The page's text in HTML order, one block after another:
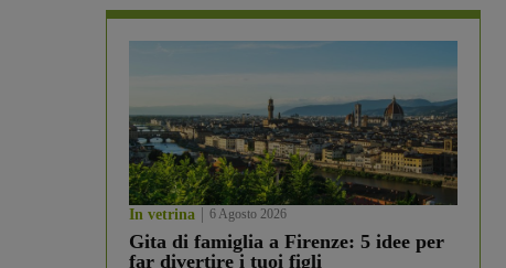
In vetrina 6 Agosto 2026
Gita di famiglia a Firenze: 5 idee per
far divertire i tuoi figli